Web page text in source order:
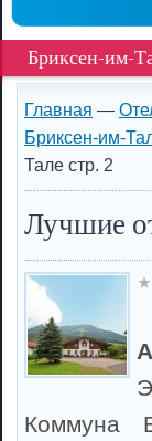
Бриксен-им-
Главная —
Бриксен-им-
Тале стр. 2
Лучшие
Коммуна